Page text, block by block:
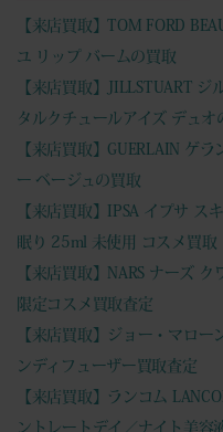
【来店買取】TOM FORD
ユ リップ バームの買取
【来店買取】JILLSTUART
タルクチュールアイズ デュオ
【来店買取】GUERLAIN ゲ
ー ベージュの買取
【来店買取】IPSA イプサ ス
眠り 25ml 未使用 コスメ買取
【来店買取】NARS ナーズ
限定コスメ買取査定
【来店買取】ジョー・マロー
ンディフューザー買取査定
【来店買取】ランコム
ントレートデイ／ナイト美